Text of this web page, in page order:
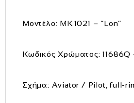
Μοντέλο: MK 1021 – “Lon”
Κωδικός Χρώματος:
Σχήμα: Aviator / Pilot, full-